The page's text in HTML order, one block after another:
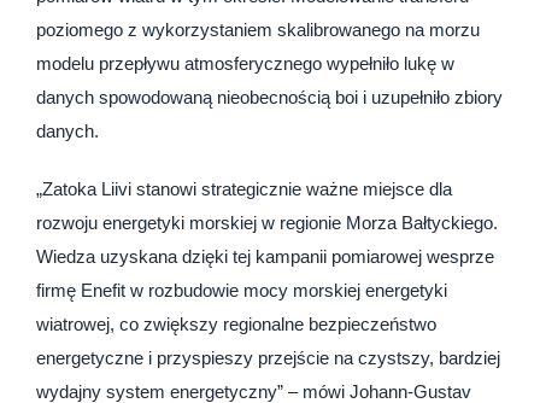
poziomego z wykorzystaniem skalibrowanego na morzu
modelu przepływu atmosferycznego wypełniło lukę w
danych spowodowaną nieobecnością boi i uzupełniło zbiory
danych.
„Zatoka Liivi stanowi strategicznie ważne miejsce dla
rozwoju energetyki morskiej w regionie Morza Bałtyckiego.
Wiedza uzyskana dzięki tej kampanii pomiarowej wesprze
firmę Enefit w rozbudowie mocy morskiej energetyki
wiatrowej, co zwiększy regionalne bezpieczeństwo
energetyczne i przyspieszy przejście na czystszy, bardziej
wydajny system energetyczny” – mówi Johann-Gustav